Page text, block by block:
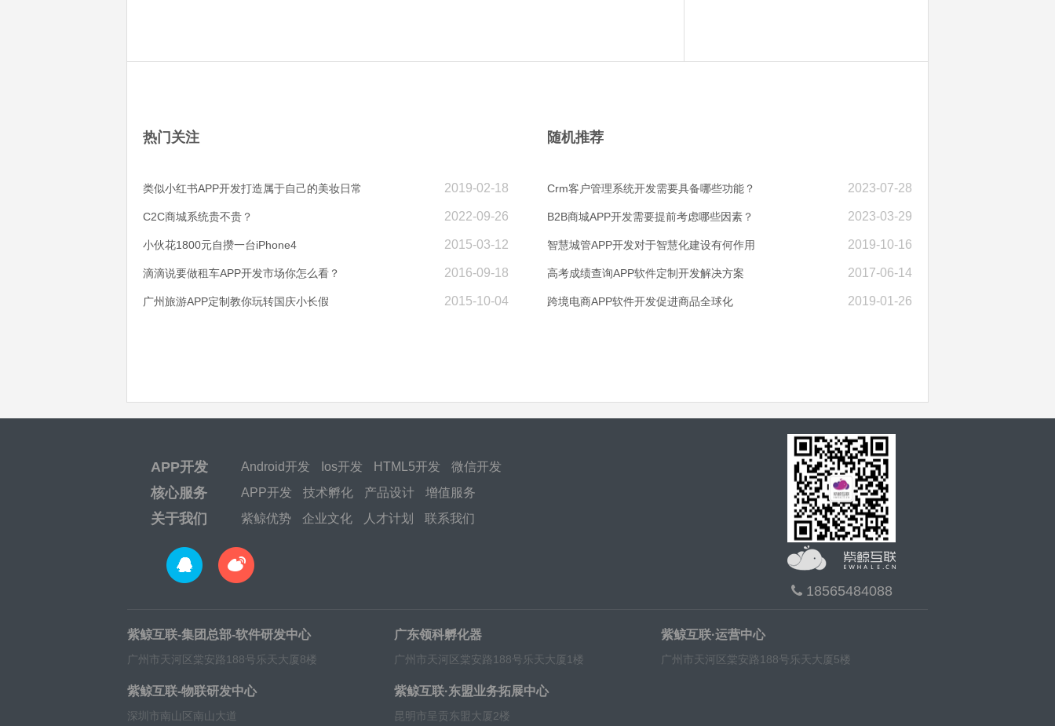
热门关注
2019-02-18
类似小红书APP开发打造属于自己的美妆日常
2022-09-26
C2C商城系统贵不贵？
2015-03-12
小伙花1800元自攒一台iPhone4
2016-09-18
滴滴说要做租车APP开发市场你怎么看？
2015-10-04
广州旅游APP定制教你玩转国庆小长假
随机推荐
2023-07-28
Crm客户管理系统开发需要具备哪些功能？
2023-03-29
B2B商城APP开发需要提前考虑哪些因素？
2019-10-16
智慧城管APP开发对于智慧化建设有何作用
2017-06-14
高考成绩查询APP软件定制开发解决方案
2019-01-26
跨境电商APP软件开发促进商品全球化
APP开发 Android开发 Ios开发 HTML5开发 微信开发
核心服务 APP开发 技术孵化 产品设计 增值服务
关于我们 紫鲸优势 企业文化 人才计划 联系我们
18565484088
紫鲸互联-集团总部-软件研发中心
广州市天河区棠安路188号乐天大厦8楼
广东领科孵化器
广州市天河区棠安路188号乐天大厦1楼
紫鲸互联·运营中心
广州市天河区棠安路188号乐天大厦5楼
紫鲸互联-物联研发中心
深圳市南山区南山大道
紫鲸互联·东盟业务拓展中心
昆明市呈贡东盟大厦2楼